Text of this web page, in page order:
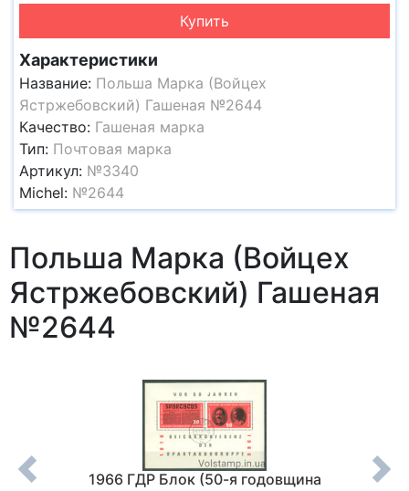
Купить
Характеристики
Название: Польша Марка (Войцех
Ястржебовский) Гашеная №2644
Качество: Гашеная марка
Тип: Почтовая марка
Артикул: №3340
Michel: №2644
Польша Марка (Войцех
Ястржебовский) Гашеная
№2644
лет
1966 ГДР Блок (50-я годовщина
1959